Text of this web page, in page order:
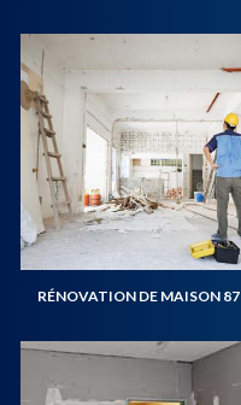
RÉNOVATION DE MAISON 87